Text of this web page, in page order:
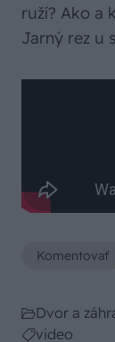
ruží? Ako a
Jarný rez u
Komentovať
Dvor a
video